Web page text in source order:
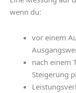
wenn du:
vor einem
nach einem
Steigerung